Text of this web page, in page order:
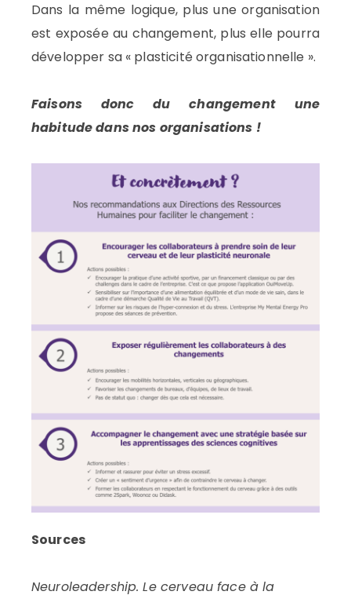
Dans la même logique, plus une organisation
est exposée au changement, plus elle pourra
développer sa « plasticité organisationnelle ».
Faisons donc du changement une
habitude dans nos organisations !
Sources
Neuroleadership. Le cerveau face à la